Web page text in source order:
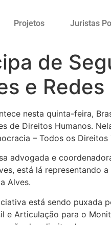
Projetos Juristas
de
e
nesta quinta-feira,
de Direitos Humanos.
– Todos os Direitos
advogada e
está lá representando
Alves.
está sendo puxada
e Articulação para o